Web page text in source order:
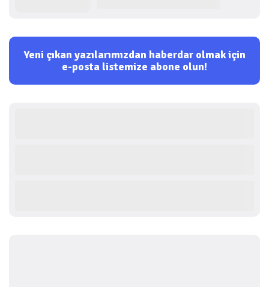
Yeni çıkan yazılarımızdan haberdar olmak için
e-posta listemize abone olun!